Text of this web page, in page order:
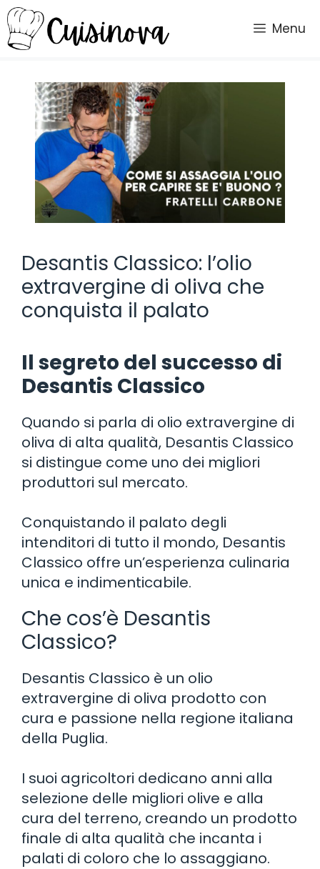
Vai
al
contenuto
Menu
Desantis Classico: l’olio
extravergine di oliva che
conquista il palato
Il segreto del successo di
Desantis Classico
Quando si parla di olio extravergine di
oliva di alta qualità, Desantis Classico
si distingue come uno dei migliori
produttori sul mercato.
Conquistando il palato degli
intenditori di tutto il mondo, Desantis
Classico offre un’esperienza culinaria
unica e indimenticabile.
Che cos’è Desantis
Classico?
Desantis Classico è un olio
extravergine di oliva prodotto con
cura e passione nella regione italiana
della Puglia.
I suoi agricoltori dedicano anni alla
selezione delle migliori olive e alla
cura del terreno, creando un prodotto
finale di alta qualità che incanta i
palati di coloro che lo assaggiano.